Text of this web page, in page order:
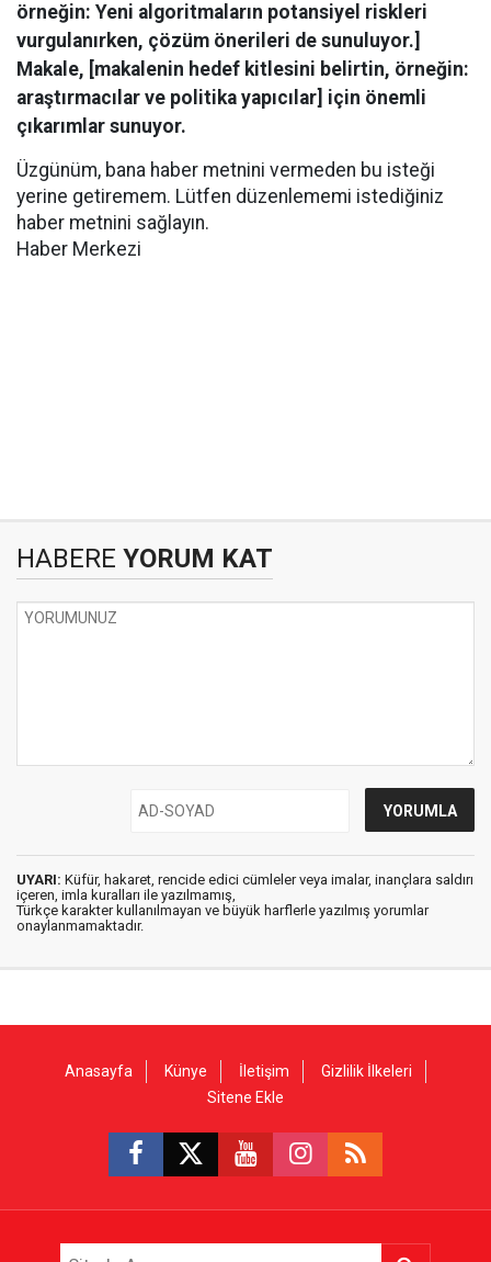
örneğin: Yeni algoritmaların potansiyel riskleri
vurgulanırken, çözüm önerileri de sunuluyor.]
Makale, [makalenin hedef kitlesini belirtin, örneğin:
araştırmacılar ve politika yapıcılar] için önemli
çıkarımlar sunuyor.
Üzgünüm, bana haber metnini vermeden bu isteği
yerine getiremem. Lütfen düzenlememi istediğiniz
haber metnini sağlayın.
Haber Merkezi
HABERE YORUM KAT
UYARI: Küfür, hakaret, rencide edici cümleler veya imalar, inançlara saldırı
içeren, imla kuralları ile yazılmamış,
Türkçe karakter kullanılmayan ve büyük harflerle yazılmış yorumlar
onaylanmamaktadır.
Anasayfa Künye İletişim
Gizlilik İlkeleri
Sitene Ekle